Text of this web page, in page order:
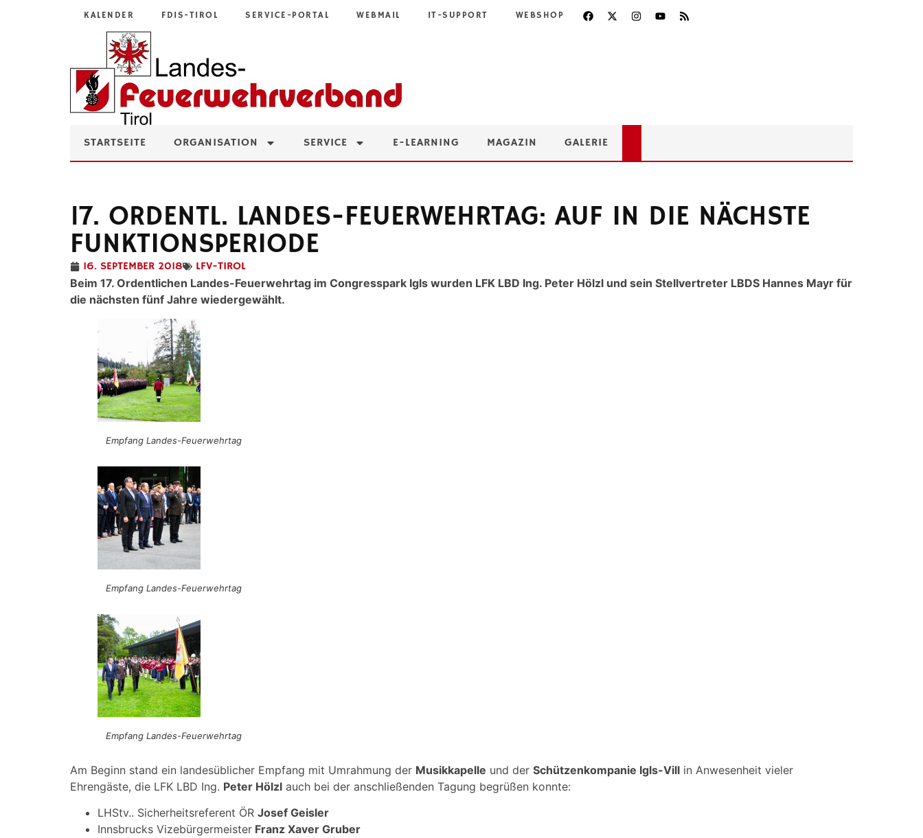
KALENDER FDIS-TIROL SERVICE-PORTAL WEBMAIL IT-SUPPORT WEBSHOP
STARTSEITE ORGANISATION SERVICE E-LEARNING MAGAZIN GALERIE
17. ORDENTL. LANDES-FEUERWEHRTAG: AUF IN DIE NÄCHSTE
FUNKTIONSPERIODE
16. SEPTEMBER 2018
LFV-TIROL
Beim 17. Ordentlichen Landes-Feuerwehrtag im Congresspark Igls wurden LFK LBD Ing. Peter Hölzl und sein Stellvertreter LBDS Hannes Mayr für
die nächsten fünf Jahre wiedergewählt.
Empfang Landes-Feuerwehrtag
Empfang Landes-Feuerwehrtag
Empfang Landes-Feuerwehrtag
Am Beginn stand ein landesüblicher Empfang mit Umrahmung der Musikkapelle und der Schützenkompanie Igls-Vill in Anwesenheit vieler
Ehrengäste, die LFK LBD Ing. Peter Hölzl auch bei der anschließenden Tagung begrüßen konnte:
LHStv.. Sicherheitsreferent ÖR Josef Geisler
Innsbrucks Vizebürgermeister Franz Xaver Gruber